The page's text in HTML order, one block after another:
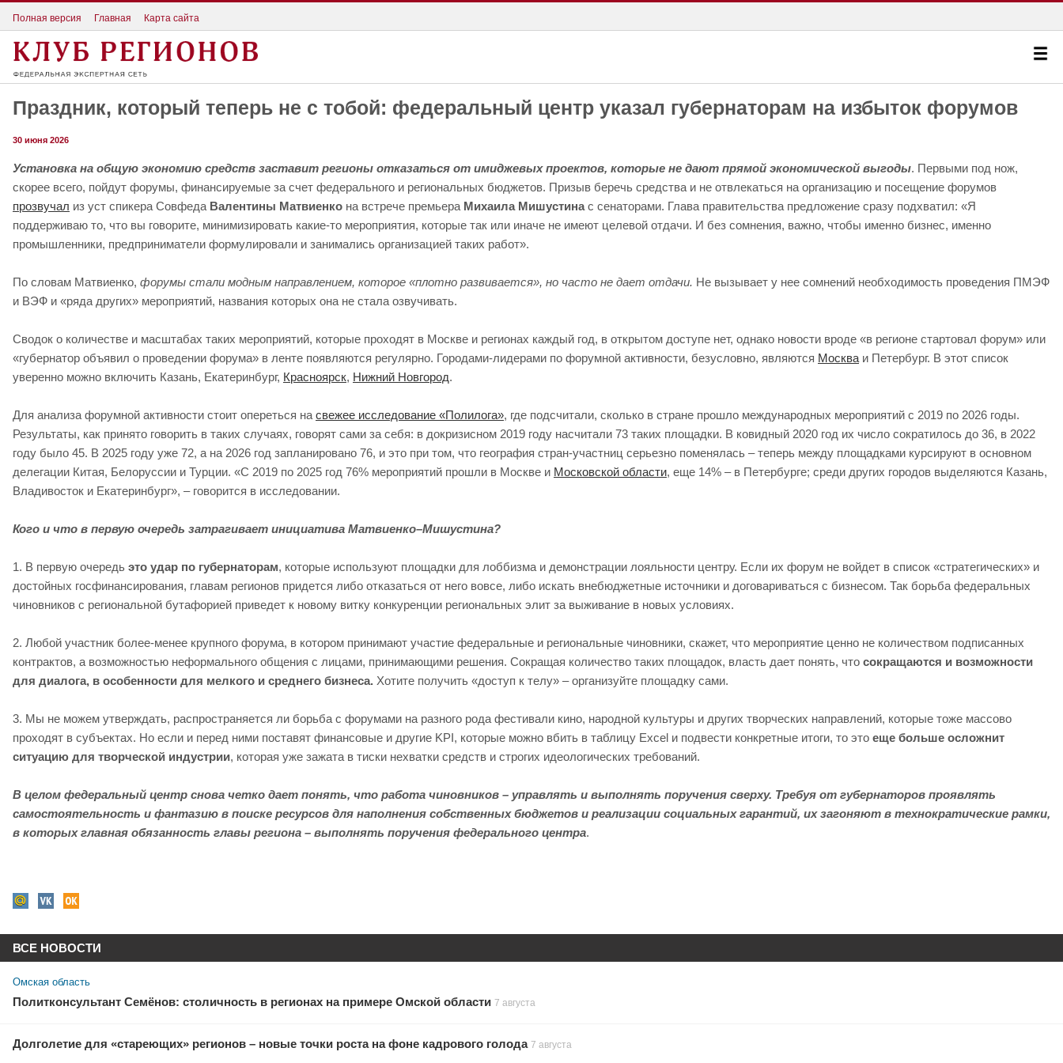
Полная версия Главная Карта сайта
Праздник, который теперь не с тобой: федеральный центр указал губернаторам на избыток форумов
30 июня 2026
Установка на общую экономию средств заставит регионы отказаться от имиджевых проектов, которые не дают прямой экономической выгоды. Первыми под нож,
скорее всего, пойдут форумы, финансируемые за счет федерального и региональных бюджетов. Призыв беречь средства и не отвлекаться на организацию и посещение форумов
прозвучал из уст спикера Совфеда Валентины Матвиенко на встрече премьера Михаила Мишустинас сенаторами. Глава правительства предложение сразу подхватил: «Я
поддерживаю то, что вы говорите, минимизировать какие-то мероприятия, которые так или иначе не имеют целевой отдачи. И без сомнения, важно, чтобы именно бизнес, именно
промышленники, предприниматели формулировали и занимались организацией таких работ».
По словам Матвиенко, форумы стали модным направлением, которое «плотно развивается», но часто не дает отдачи. Не вызывает у нее сомнений необходимость проведения ПМЭФ
и ВЭФ и «ряда других» мероприятий, названия которых она не стала озвучивать.
Сводок о количестве и масштабах таких мероприятий, которые проходят в Москве и регионах каждый год, в открытом доступе нет, однако новости вроде «в регионе стартовал форум» или
«губернатор объявил о проведении форума» в ленте появляются регулярно. Городами-лидерами по форумной активности, безусловно, являются Москва и Петербург. В этот список
уверенно можно включить Казань, Екатеринбург, Красноярск, Нижний Новгород.
Для анализа форумной активности стоит опереться на свежее исследование «Полилога», где подсчитали, сколько в стране прошло международных мероприятий с 2019 по 2026 годы.
Результаты, как принято говорить в таких случаях, говорят сами за себя: в докризисном 2019 году насчитали 73 таких площадки. В ковидный 2020 год их число сократилось до 36, в 2022
году было 45. В 2025 году уже 72, а на 2026 год запланировано 76, и это при том, что география стран-участниц серьезно поменялась – теперь между площадками курсируют в основном
делегации Китая, Белоруссии и Турции. «С 2019 по 2025 год 76% мероприятий прошли в Москве и Московской области, еще 14% – в Петербурге; среди других городов выделяются Казань,
Владивосток и Екатеринбург», – говорится в исследовании.
Кого и что в первую очередь затрагивает инициатива Матвиенко–Мишустина?
1. В первую очередь это удар по губернаторам, которые используют площадки для лоббизма и демонстрации лояльности центру. Если их форум не войдет в список «стратегических» и
достойных госфинансирования, главам регионов придется либо отказаться от него вовсе, либо искать внебюджетные источники и договариваться с бизнесом. Так борьба федеральных
чиновников с региональной бутафорией приведет к новому витку конкуренции региональных элит за выживание в новых условиях.
2. Любой участник более-менее крупного форума, в котором принимают участие федеральные и региональные чиновники, скажет, что мероприятие ценно не количеством подписанных
контрактов, а возможностью неформального общения с лицами, принимающими решения. Сокращая количество таких площадок, власть дает понять, что сокращаются и возможности
для диалога, в особенности для мелкого и среднего бизнеса. Хотите получить «доступ к телу» – организуйте площадку сами.
3. Мы не можем утверждать, распространяется ли борьба с форумами на разного рода фестивали кино, народной культуры и других творческих направлений, которые тоже массово
проходят в субъектах. Но если и перед ними поставят финансовые и другие KPI, которые можно вбить в таблицу Excel и подвести конкретные итоги, то это еще больше осложнит
ситуацию для творческой индустрии, которая уже зажата в тиски нехватки средств и строгих идеологических требований.
В целом федеральный центр снова четко дает понять, что работа чиновников – управлять и выполнять поручения сверху. Требуя от губернаторов проявлять
самостоятельность и фантазию в поиске ресурсов для наполнения собственных бюджетов и реализации социальных гарантий, их загоняют в технократические рамки,
в которых главная обязанность главы региона – выполнять поручения федерального центра.
ВСЕ НОВОСТИ
Омская область
Политконсультант Семёнов: столичность в регионах на примере Омской области 7 августа
Долголетие для «стареющих» регионов – новые точки роста на фоне кадрового голода 7 августа